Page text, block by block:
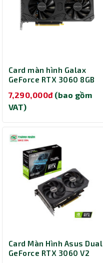
Card màn hình Galax
GeForce RTX 3060 8GB
(36NSL8MD6OCC)
7,290,000đ (bao gồm
VAT)
Card Màn Hình Asus Dual
GeForce RTX 3060 V2